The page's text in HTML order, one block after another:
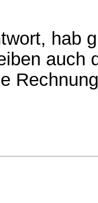
hab
auch